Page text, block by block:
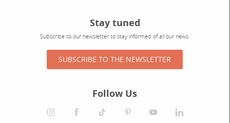
Stay tuned
Subscribe to our newsletter to stay informed of all our news.
SUBSCRIBE TO THE NEWSLETTER
Follow Us